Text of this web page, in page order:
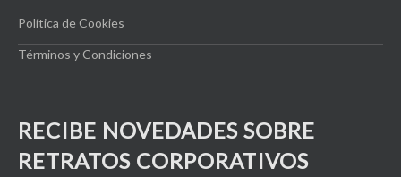
Política de Cookies
Términos y Condiciones
RECIBE NOVEDADES SOBRE
RETRATOS CORPORATIVOS